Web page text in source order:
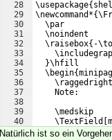
28
29
30
31
32
33
34
35
36
37
38
39
40
41
  \par
  \noindent
\raisebox{-
  }\hfill
    \raggedright
    Note:
    \medskip
Natürlich ist so ein